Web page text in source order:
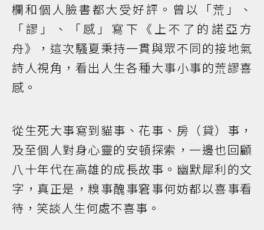
欄和個人臉書都大受好評。曾以「荒」、
「謬」、「感」寫下《上不了的諾亞方
舟》，這次騷夏秉持一貫與眾不同的接地氣
詩人視角，看出人生各種大事小事的荒謬喜
感。
從生死大事寫到貓事、花事、房（貸）事，
及至個人對身心靈的安頓探索，一邊也回顧
八十年代在高雄的成長故事。幽默犀利的文
字，真正是，糗事醜事窘事何妨都以喜事看
待，笑談人生何處不喜事。